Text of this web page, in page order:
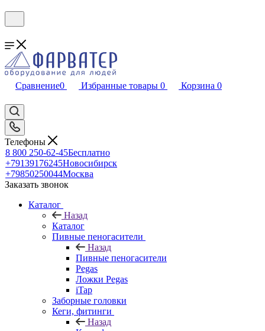
Сравнение0 Избранные товары 0 Корзина 0
Телефоны
8 800 250-62-45Бесплатно
+79139176245Новосибирск
+79850250044Москва
Заказать звонок
Каталог
Назад
Каталог
Пивные пеногасители
Назад
Пивные пеногасители
Pegas
Ложки Pegas
iTap
Заборные головки
Кеги, фитинги
Назад